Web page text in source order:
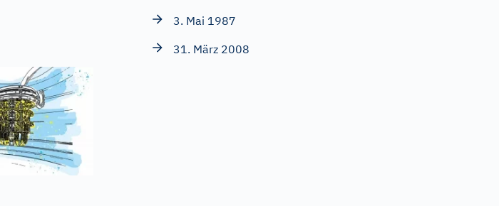
3. Mai 1987
31. März 2008